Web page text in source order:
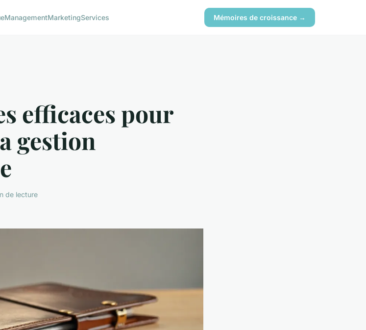
ManagementMarketingServices Mémoires de croissance →
efficaces pour
gestion
de lecture